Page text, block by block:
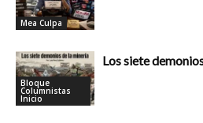
Mea Culpa
Bloque
Columnistas
Inicio
Los siete